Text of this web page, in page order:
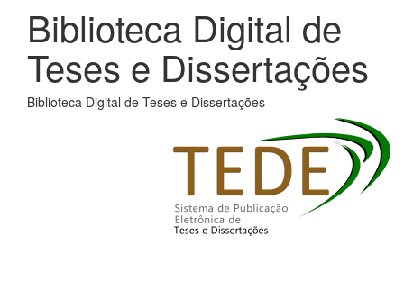
Biblioteca Digital de
Teses e Dissertações
Biblioteca Digital de Teses e Dissertações